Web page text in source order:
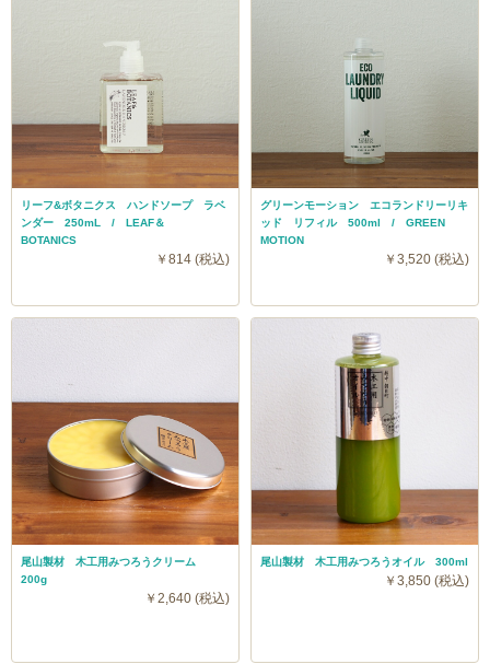
リーフ&ボタニクス ハンドソープ ラベ
ンダー 250mL / LEAF＆
BOTANICS
￥814 (税込)
グリーンモーション エコランドリーリキ
ッド リフィル 500ml / GREEN
MOTION
￥3,520 (税込)
尾山製材 木工用みつろうクリーム
200g
￥2,640 (税込)
尾山製材 木工用みつろうオイル 300ml
￥3,850 (税込)